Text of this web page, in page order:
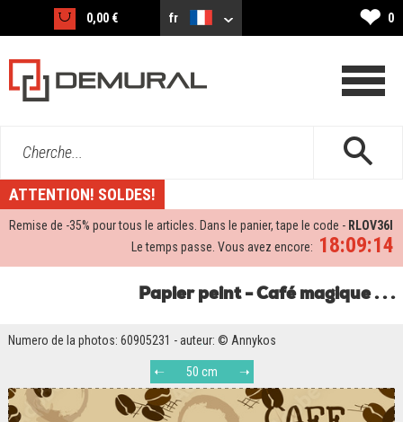
0,00 € fr ❤ 0
Cherche...
ATTENTION! SOLDES!
Remise de -35% pour tous le articles. Dans le panier, tape le code - RLOV36I
18:09:13
Le temps passe. Vous avez encore:
Papier peint - Café magique . . .
Numero de la photos: 60905231 - auteur: © Annykos
50 cm